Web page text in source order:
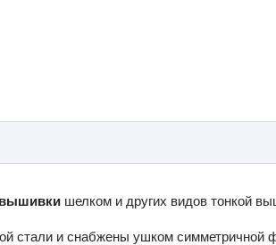
вышивки шелком и других видов тонкой
стали и снабжены ушком симметричной